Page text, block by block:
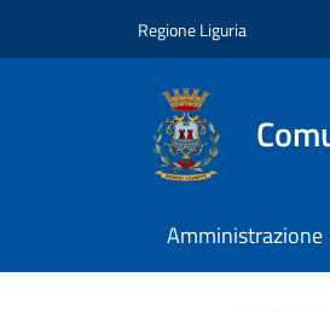
Regione Liguria
Amministrazione